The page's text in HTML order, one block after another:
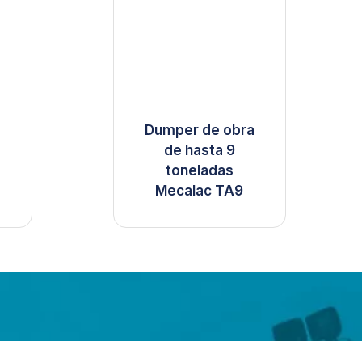
Dumper de obra
de hasta 9
toneladas
Mecalac TA9